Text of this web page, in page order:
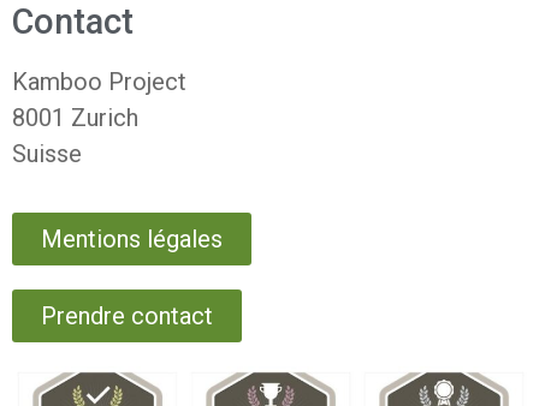
Contact
Kamboo Project
8001 Zurich
Suisse
Mentions légales
Prendre contact